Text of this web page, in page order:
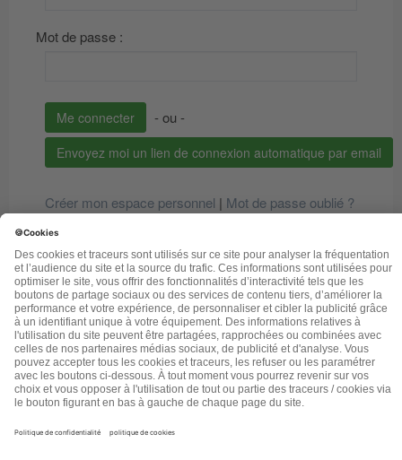
Mot de passe :
- ou -
Envoyez moi un lien de connexion automatique par email
Créer mon espace personnel | Mot de passe oublié ?
© 2026 Saine Abondance |Politique de confidentialité|
Conditions générales de vente